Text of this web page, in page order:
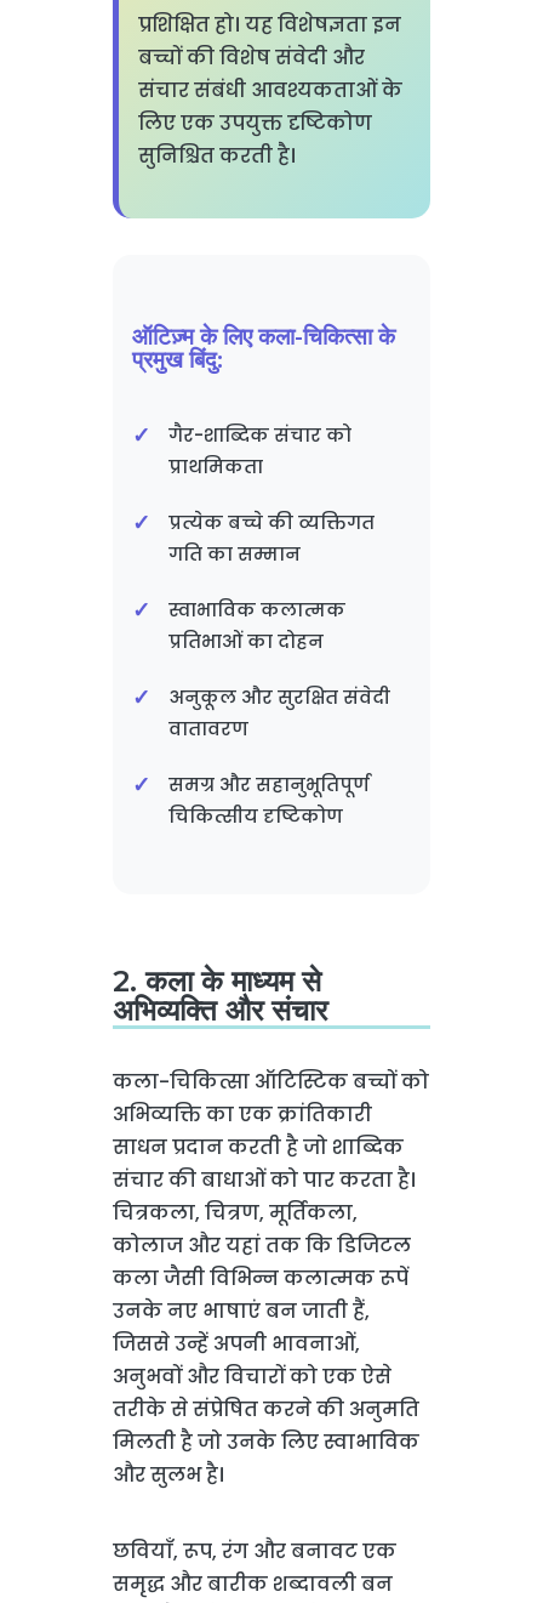
प्रशिक्षित हो। यह विशेषज्ञता इन
बच्चों की विशेष संवेदी और
संचार संबंधी आवश्यकताओं के
लिए एक उपयुक्त दृष्टिकोण
सुनिश्चित करती है।
ऑटिज़्म के लिए कला-चिकित्सा के
प्रमुख बिंदु:
गैर-शाब्दिक संचार को
प्राथमिकता
प्रत्येक बच्चे की व्यक्तिगत
गति का सम्मान
स्वाभाविक कलात्मक
प्रतिभाओं का दोहन
अनुकूल और सुरक्षित संवेदी
वातावरण
समग्र और सहानुभूतिपूर्ण
चिकित्सीय दृष्टिकोण
2. कला के माध्यम से
अभिव्यक्ति और संचार
कला-चिकित्सा ऑटिस्टिक बच्चों को
अभिव्यक्ति का एक क्रांतिकारी
साधन प्रदान करती है जो शाब्दिक
संचार की बाधाओं को पार करता है।
चित्रकला, चित्रण, मूर्तिकला,
कोलाज और यहां तक कि डिजिटल
कला जैसी विभिन्न कलात्मक रूपें
उनके नए भाषाएं बन जाती हैं,
जिससे उन्हें अपनी भावनाओं,
अनुभवों और विचारों को एक ऐसे
तरीके से संप्रेषित करने की अनुमति
मिलती है जो उनके लिए स्वाभाविक
और सुलभ है।
छवियाँ, रूप, रंग और बनावट एक
समृद्ध और बारीक शब्दावली बन